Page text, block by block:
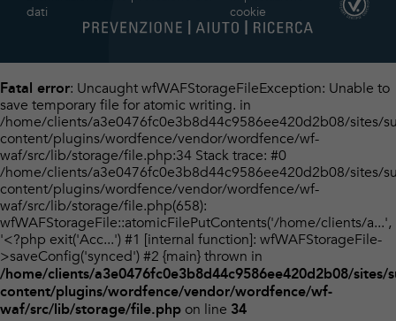
dati
cookie
Fatal error: Uncaught wfWAFStorageFileException: Unable to
save temporary file for atomic writing. in
/home/clients/a3e0476fc0e3b8d44c9586ee420d2b08/sites/
content/plugins/wordfence/vendor/wordfence/wf-
waf/src/lib/storage/file.php:34 Stack trace: #0
/home/clients/a3e0476fc0e3b8d44c9586ee420d2b08/sites/
content/plugins/wordfence/vendor/wordfence/wf-
waf/src/lib/storage/file.php(658):
wfWAFStorageFile::atomicFilePutContents('/home/clients/a...',
'<?php exit('Acc...') #1 [internal function]: wfWAFStorageFile-
>saveConfig('synced') #2 {main} thrown in
/home/clients/a3e0476fc0e3b8d44c9586ee420d2b08/sites/
content/plugins/wordfence/vendor/wordfence/wf-
waf/src/lib/storage/file.php on line 34